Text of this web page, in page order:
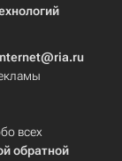
всех
обратной